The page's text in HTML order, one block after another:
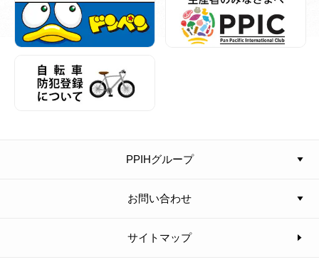
PPIHグループ
お問い合わせ
サイトマップ